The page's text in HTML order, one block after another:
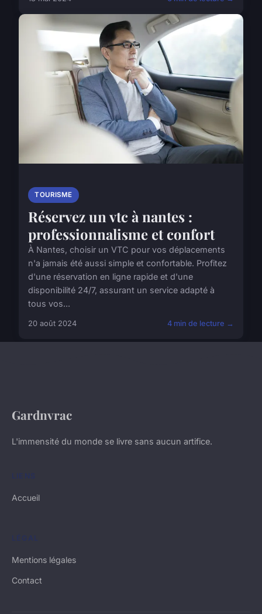
TOURISME
Réservez un vtc à nantes :
professionnalisme et confort
À Nantes, choisir un VTC pour vos déplacements
n'a jamais été aussi simple et confortable. Profitez
d'une réservation en ligne rapide et d'une
disponibilité 24/7, assurant un service adapté à
tous vos...
20 août 2024 4 min de lecture →
Gardnvrac
L'immensité du monde se livre sans aucun artifice.
LIENS
Accueil
LÉGAL
Mentions légales
Contact